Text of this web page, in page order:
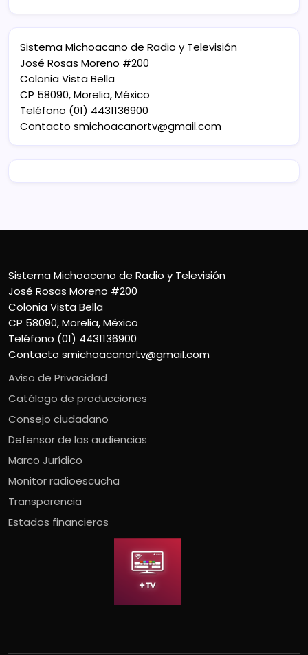
Sistema Michoacano de Radio y Televisión
José Rosas Moreno #200
Colonia Vista Bella
CP 58090, Morelia, México
Teléfono (01) 4431136900
Contacto smichoacanortv@gmail.com
Sistema Michoacano de Radio y Televisión
José Rosas Moreno #200
Colonia Vista Bella
CP 58090, Morelia, México
Teléfono (01) 4431136900
Contacto smichoacanortv@gmail.com
Aviso de Privacidad
Catálogo de producciones
Consejo ciudadano
Defensor de las audiencias
Marco Jurídico
Monitor radioescucha
Transparencia
Estados financieros